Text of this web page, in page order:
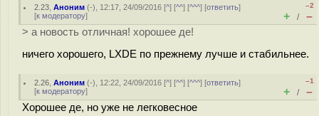
2.23 ,Аноним (-), 12:17, 24/09/2016 [^] [^^] [^^^] [ответить]
[к модератору]
–2
+ / –
> а новость отличная! хорошее де!
ничего хорошего, LXDE по прежнему лучше и стабильнее.
2.26 ,Аноним (-), 12:22, 24/09/2016 [^] [^^] [^^^] [ответить]
[к модератору]
–1
+ / –
Хорошее де, но уже не легковесное